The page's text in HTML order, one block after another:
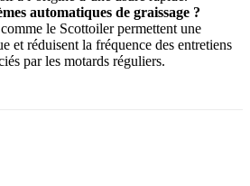
automatiques de graissage ?
le Scottoiler permettent une
et réduisent la fréquence des entretiens
par les motards réguliers.